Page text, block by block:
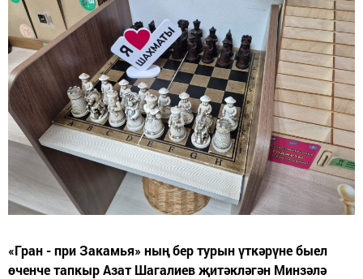
«Гран - при Закамья» ның бер турын үткәрүне быел
өченче тапкыр Азат Шагалиев җитәкләгән Минзәлә